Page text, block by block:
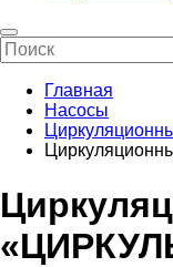
Главная
Насосы